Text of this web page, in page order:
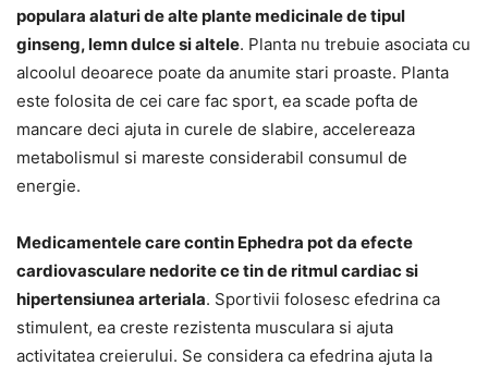
populara alaturi de alte plante medicinale de tipul
ginseng, lemn dulce si altele. Planta nu trebuie asociata cu
alcoolul deoarece poate da anumite stari proaste. Planta
este folosita de cei care fac sport, ea scade pofta de
mancare deci ajuta in curele de slabire, accelereaza
metabolismul si mareste considerabil consumul de
energie.
Medicamentele care contin Ephedra pot da efecte
cardiovasculare nedorite ce tin de ritmul cardiac si
hipertensiunea arteriala. Sportivii folosesc efedrina ca
stimulent, ea creste rezistenta musculara si ajuta
activitatea creierului. Se considera ca efedrina ajuta la